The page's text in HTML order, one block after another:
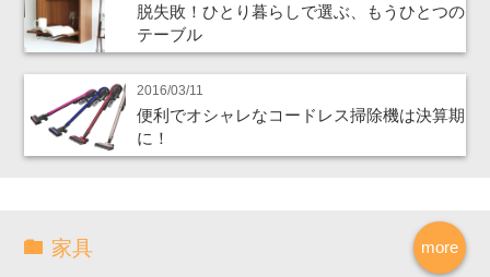
脱失敗！ひとり暮らしで選ぶ、もうひとつの
テーブル
2016/03/11
便利でオシャレなコードレス掃除機は決算期
に！
more
家具